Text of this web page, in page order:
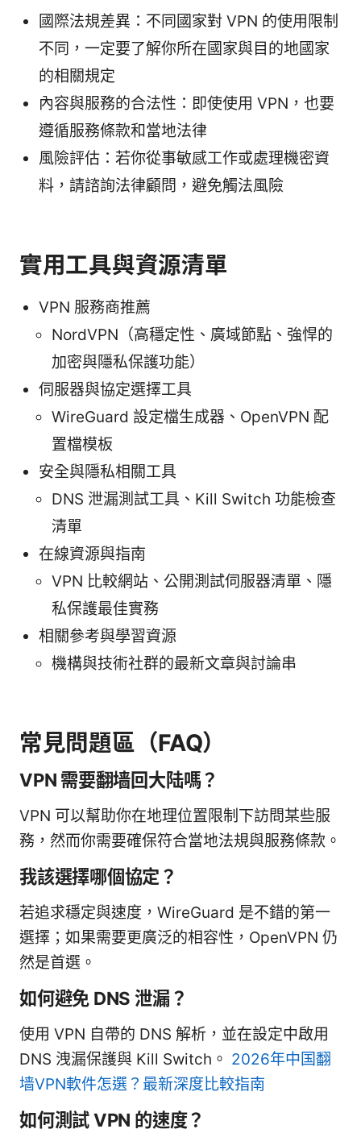
國際法規差異：不同國家對 VPN 的使用限制
不同，一定要了解你所在國家與目的地國家
的相關規定
內容與服務的合法性：即使使用 VPN，也要
遵循服務條款和當地法律
風險評估：若你從事敏感工作或處理機密資
料，請諮詢法律顧問，避免觸法風險
實用工具與資源清單
VPN 服務商推薦
NordVPN（高穩定性、廣域節點、強悍的
加密與隱私保護功能）
伺服器與協定選擇工具
WireGuard 設定檔生成器、OpenVPN 配
置檔模板
安全與隱私相關工具
DNS 泄漏測試工具、Kill Switch 功能檢查
清單
在線資源與指南
VPN 比較網站、公開測試伺服器清單、隱
私保護最佳實務
相關參考與學習資源
機構與技術社群的最新文章與討論串
常見問題區（FAQ）
VPN 需要翻墙回大陆嗎？
VPN 可以幫助你在地理位置限制下訪問某些服
務，然而你需要確保符合當地法規與服務條款。
我該選擇哪個協定？
若追求穩定與速度，WireGuard 是不錯的第一
選擇；如果需要更廣泛的相容性，OpenVPN 仍
然是首選。
如何避免 DNS 泄漏？
使用 VPN 自帶的 DNS 解析，並在設定中啟用
DNS 洩漏保護與 Kill Switch。 2026年中国翻
墙VPN軟件怎選？最新深度比較指南
如何測試 VPN 的速度？